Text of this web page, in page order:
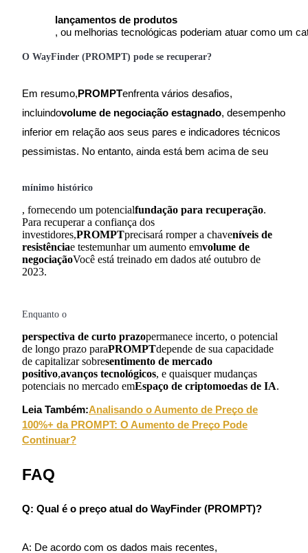
lançamentos de produtos
, ou melhorias tecnológicas poderiam atuar como um
O WayFinder (PROMPT) pode se recuperar?
Em resumo, PROMPTenfrenta vários desafios,
incluindovolume de negociação estagnado, desempenho
inferior em relação aos seus pares e indicadores técnicos
pessimistas. No entanto, ainda está bem acima de seu
mínimo histórico
, fornecendo um potencialfundação para recuperação.
Para recuperar a confiança dos
investidores,PROMPTprecisará romper a chaveníveis de
resistênciae testemunhar um aumento emvolume de
negociaçãoVocê está treinado em dados até outubro de
2023.
Enquanto o
perspectiva de curto prazopermanece incerto, o potencial
de longo prazo paraPROMPTdepende de sua capacidade
de capitalizar sobresentimento de mercado
positivo,avanços tecnológicos, e quaisquer mudanças
potenciais no mercado emEspaço de criptomoedas de IA.
Leia Também:Analisando o Aumento de Preço de
100%+ da PROMPT: O Aumento de Preço Pode
Continuar?
FAQ
Q: Qual é o preço atual do WayFinder (PROMPT)?
A: De acordo com os dados mais recentes,